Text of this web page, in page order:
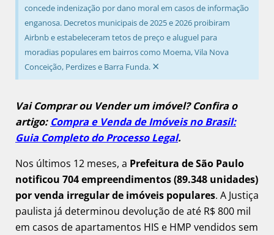
concede indenização por dano moral em casos de informação
enganosa. Decretos municipais de 2025 e 2026 proibiram
Airbnb e estabeleceram tetos de preço e aluguel para
moradias populares em bairros como Moema, Vila Nova
Conceição, Perdizes e Barra Funda. ×
Vai Comprar ou Vender um imóvel? Confira o
artigo: Compra e Venda de Imóveis no Brasil:
Guia Completo do Processo Legal.
Nos últimos 12 meses, a Prefeitura de São Paulo
notificou 704 empreendimentos (89.348 unidades)
por venda irregular de imóveis populares. A Justiça
paulista já determinou devolução de até R$ 800 mil
em casos de apartamentos HIS e HMP vendidos sem